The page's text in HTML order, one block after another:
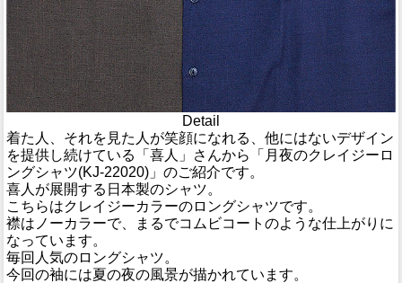
Detail
着た人、それを見た人が笑顔になれる、他にはないデザイン
を提供し続けている「喜人」さんから「月夜のクレイジーロ
ングシャツ(KJ-22020)」のご紹介です。
喜人が展開する日本製のシャツ。
こちらはクレイジーカラーのロングシャツです。
襟はノーカラーで、まるでコムビコートのような仕上がりに
なっています。
毎回人気のロングシャツ。
今回の袖には夏の夜の風景が描かれています。